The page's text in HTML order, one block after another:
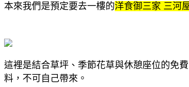
本來我們是預定要去一樓的洋食御三家 三河
這裡是結合草坪、季節花草與休憩座位的免
料，不可自己帶來。